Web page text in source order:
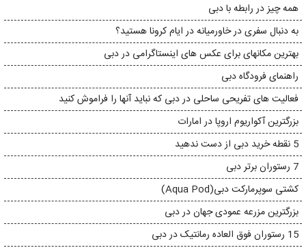
همه چیز در رابطه با دبی
به دنبال سفری در خاورمیانه در ایام کرونا هستید؟
بهترین مکانهای برای عکس های اینستاگرامی در دبی
راهنمای فرودگاه دبی
فعالیت های تفریحی ساحلی در دبی که نباید آنها را فراموش کنید
بزرگترین آکواریوم اروپا در امارات
5 نقطه خرید دبی از دست ندهید
7 رستوران برتر دبی
کشتی سوپرمارکت دبی(Aqua Pod)
بزرگترین مزرعه عمودی جهان در دبی
15 رستوران فوق العاده رمانتیک در دبی